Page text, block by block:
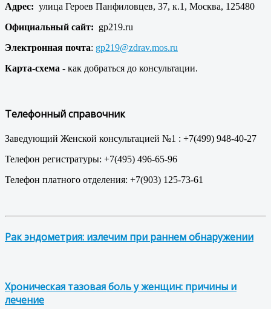
Адрес: улица Героев Панфиловцев, 37, к.1, Москва, 125480
Официальный сайт: gp219.ru
Электронная почта: gp219@zdrav.mos.ru
Карта-схема - как добраться до консультации.
Телефонный справочник
Заведующий Женской консультацией №1 : +7(499) 948-40-27
Телефон регистратуры: +7(495) 496-65-96
Телефон платного отделения: +7(903) 125-73-61
Рак эндометрия: излечим при раннем обнаружении
Хроническая тазовая боль у женщин: причины и
лечение